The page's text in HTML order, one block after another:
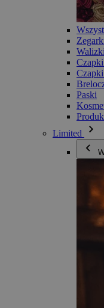
Walizki
Paski
Limited